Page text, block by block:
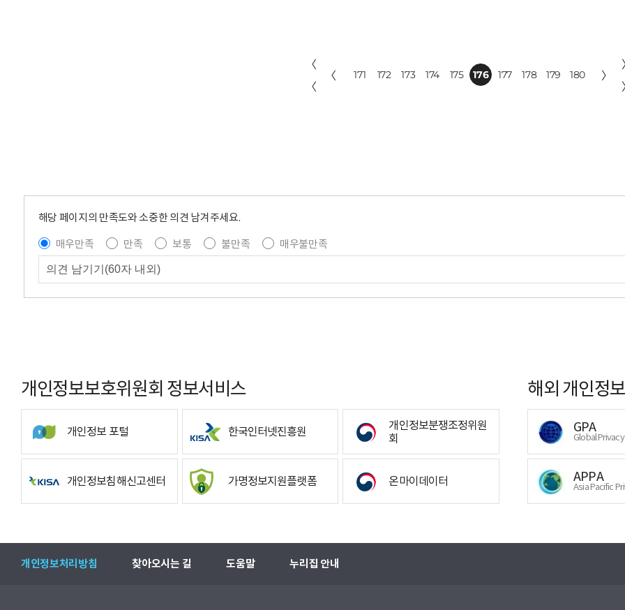
〈
〈
〈 171 172 173 174 175 176 177 178 179 180 〉
해당 페이지의 만족도와 소중한 의견 남겨주세요.
매우만족
만족 보통 불만족
매우불만족
개인정보보호위원회 정보서비스
개인정보 포털 한국인터넷진흥원
개인정보분쟁조정위원
회
개인정보침해신고센터 가명정보지원플랫폼 온마이데이터
해외 개인정
GPA
Global
APPA
Asia Pacific
개인정보처리방침 찾아오시는 길 도움말 누리집 안내